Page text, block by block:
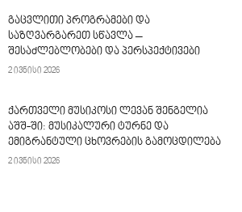
გაცვლითი პროგრამები და
საზღვარგარეთ სწავლა –
შესაძლებლობები და პერსპექტივები
2 ივნისი 2026
ქართველი მუსიკოსი ლევან შენგელია
აშშ-ში: მუსიკალური ტურნე და
ემიგრანტული ცხოვრების გამოცდილება
2 ივნისი 2026